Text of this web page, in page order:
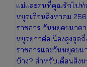
แม่และคนที่คุณรักไปท่
หยุดเดือนสิงหาคม
ราชการ วันหยุดธนาค
หยุดยาวต่อเนื่องสูงสุ
ราชการและวันหยุดธ
บ้าง? สำหรับเดือนสิง